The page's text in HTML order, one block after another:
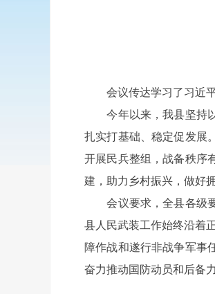
会议传达学习了习近平
今年以来，我县坚持以
扎实打基础、稳定促发展
开展民兵整组，战备秩序
建，助力乡村振兴，做好
会议要求，全县各级要
县人民武装工作始终沿着
障作战和遂行非战争军事
奋力推动国防动员和后备